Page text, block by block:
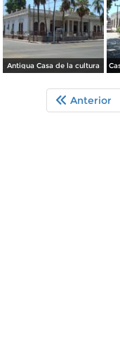
Antigua Casa de la cultura
Anterior